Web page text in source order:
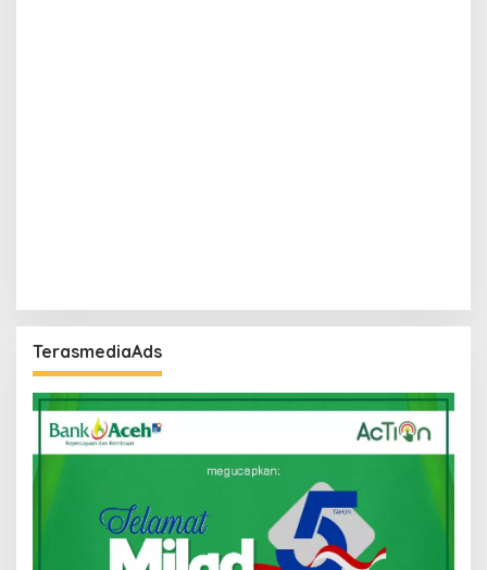
TerasmediaAds